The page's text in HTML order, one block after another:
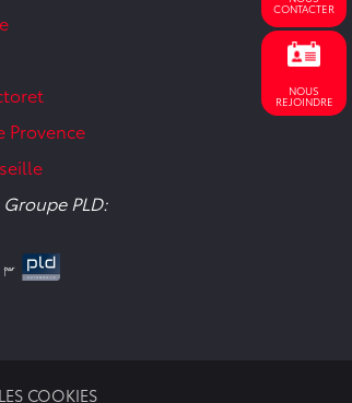
CONTACTER
NOUS
REJOINDRE
Provence
PLD:
COOKIES